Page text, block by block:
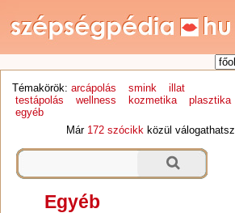
Témakörök: arcápolás smink
illat
testápolás
wellness kozmetika
plasztika
egyéb
Már 172 szócikk közül válogathatsz.
Egyéb